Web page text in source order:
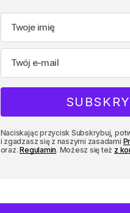
Naciskając przycisk Subskrybuj,
i zgadzasz się z naszymi zasadami
oraz.Regulamin. Możesz się też z